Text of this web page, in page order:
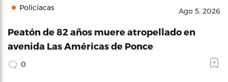
Policíacas Ago 5, 2026
Peatón de 82 años muere atropellado en
avenida Las Américas de Ponce
0